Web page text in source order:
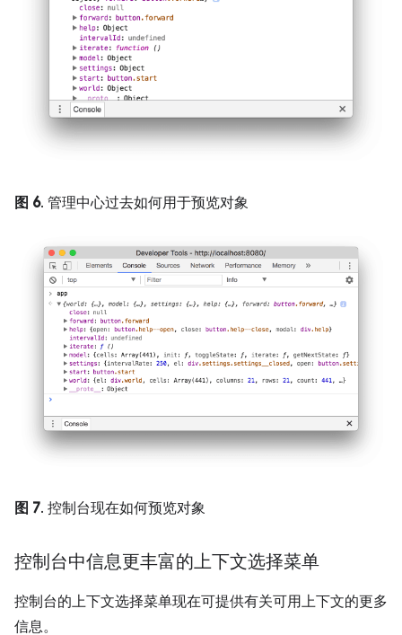
图 6. 管理中心过去如何用于预览对象
图 7. 控制台现在如何预览对象
控制台中信息更丰富的上下文选择菜单
控制台的上下文选择菜单现在可提供有关可用上下文的更多
信息。